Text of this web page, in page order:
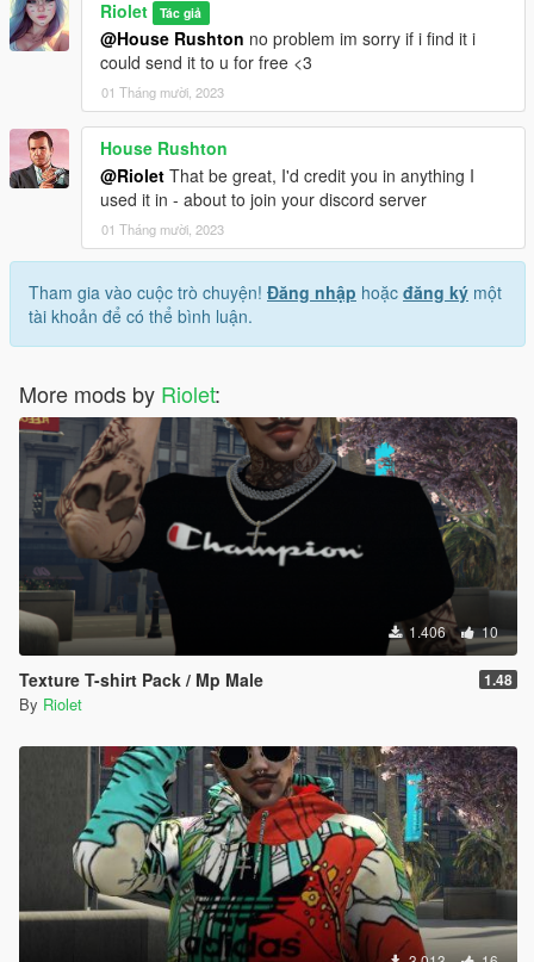
Riolet Tác giả
@House Rushton no problem im sorry if i find it i
could send it to u for free <3
01 Tháng mười, 2023
House Rushton
@Riolet That be great, I'd credit you in anything I
used it in - about to join your discord server
01 Tháng mười, 2023
Tham gia vào cuộc trò chuyện! Đăng nhập hoặc đăng ký một
tài khoản để có thể bình luận.
More mods by Riolet:
1.406 10
Texture T-shirt Pack / Mp Male 1.48
By Riolet